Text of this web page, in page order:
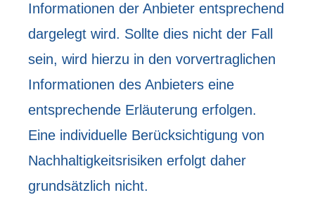
Informationen der Anbieter entsprechend
dargelegt wird. Sollte dies nicht der Fall
sein, wird hierzu in den vorvertraglichen
Informationen des Anbieters eine
entsprechende Erläuterung erfolgen.
Eine individuelle Berücksichtigung von
Nachhaltigkeitsrisiken erfolgt daher
grundsätzlich nicht.